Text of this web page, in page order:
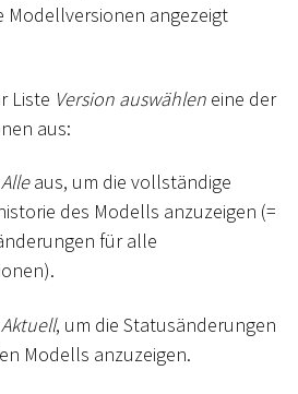
Modellversionen angezeigt
Liste Version auswählen eine der
aus:
Alleaus, um die vollständige
des Modells anzuzeigen (=
für alle
Aktuell, um die Statusänderungen
Modells anzuzeigen.